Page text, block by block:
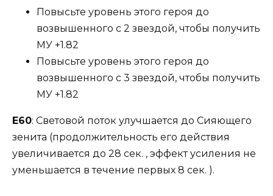
Повысьте уровень этого героя до
возвышенного с 2 звездой, чтобы получить
МУ +1.82
Повысьте уровень этого героя до
возвышенного с 3 звездой, чтобы получить
МУ +1.82
Е60: Световой поток улучшается до Сияющего
зенита (продолжительность его действия
увеличивается до 28 сек. , эффект усиления не
уменьшается в течение первых 8 сек. ).